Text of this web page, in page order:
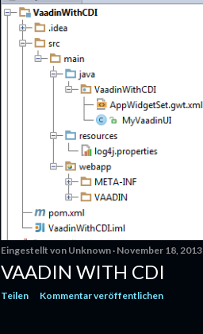
Eingestellt von Unknown November 18, 2013
VAADIN WITH CDI
Teilen Kommentar veröffentlichen